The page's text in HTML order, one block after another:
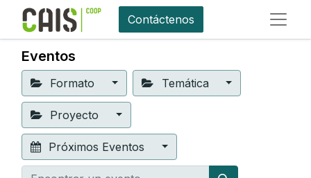
Contáctenos
Eventos
Formato Temática
Proyecto
Próximos Eventos